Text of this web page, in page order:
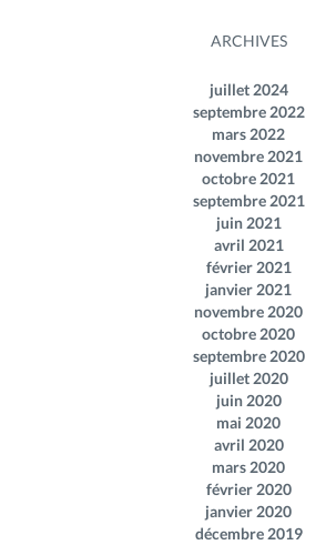
ARCHIVES
juillet 2024
septembre 2022
mars 2022
novembre 2021
octobre 2021
septembre 2021
juin 2021
avril 2021
février 2021
janvier 2021
novembre 2020
octobre 2020
septembre 2020
juillet 2020
juin 2020
mai 2020
avril 2020
mars 2020
février 2020
janvier 2020
décembre 2019